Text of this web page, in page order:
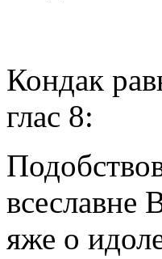
Кондак
глас 8:
всеславне
яже о